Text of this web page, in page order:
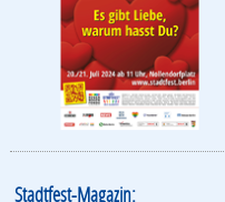
Stadtfest-Magazin: